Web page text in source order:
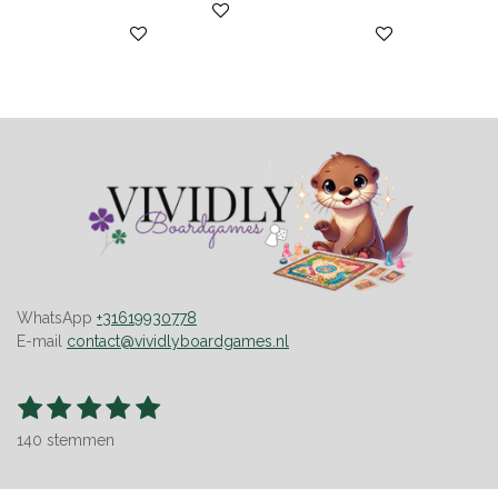
Houd mij op de hoogte
Bekijk details
Bekijk details
WhatsApp +31619930778
E-mail contact@vividlyboardgames.nl
R
1
s
2
s
3
s
4
s
5
S
140 stemmen